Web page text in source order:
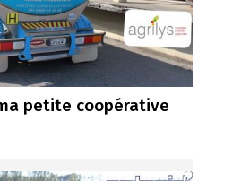
petite coopérative